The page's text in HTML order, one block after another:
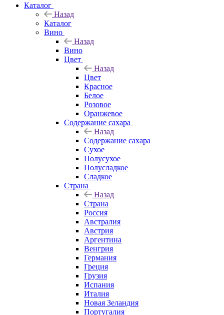
Каталог
Назад
Каталог
Вино
Назад
Вино
Цвет
Назад
Цвет
Красное
Белое
Розовое
Оранжевое
Содержание сахара
Назад
Содержание сахара
Сухое
Полусухое
Полусладкое
Сладкое
Страна
Назад
Страна
Россия
Австралия
Австрия
Аргентина
Венгрия
Германия
Греция
Грузия
Испания
Италия
Новая Зеландия
Португалия